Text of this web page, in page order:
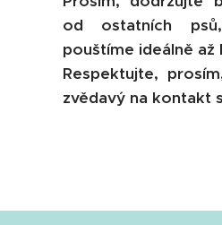
od ostatních
pouštíme ideálně až
Respektujte,
zvědavý na kontakt